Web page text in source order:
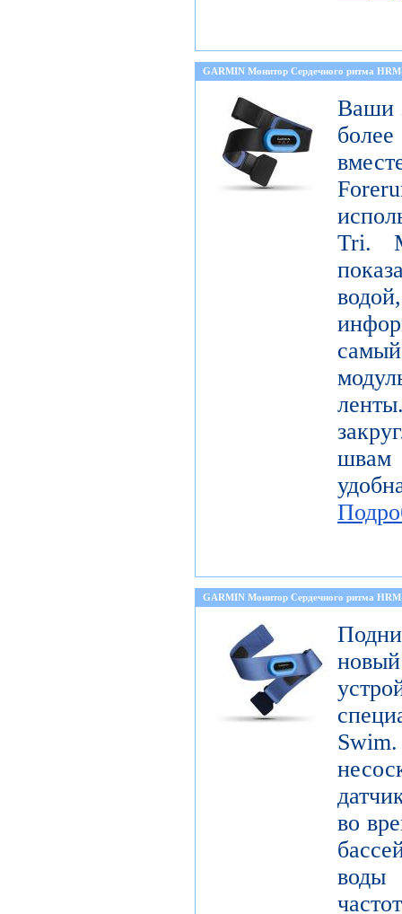
GARMIN Монитор Сердечного ритма
Ваши
Tri.
швам
GARMIN Монитор Сердечного ритма
во
воды